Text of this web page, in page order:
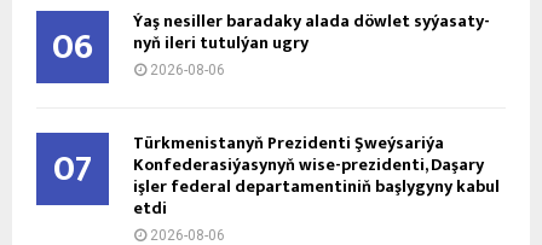
06 Ýaş ne­sil­ler ba­ra­da­ky ala­da döw­let sy­ýa­sa­ty­
nyň ile­ri tu­tul­ýan ug­ry
2026-08-06
07 Türkmenistanyň Prezidenti Şweýsariýa
Konfederasiýasynyň wise-prezidenti, Daşary
işler federal departamentiniň başlygyny kabul
etdi
2026-08-06